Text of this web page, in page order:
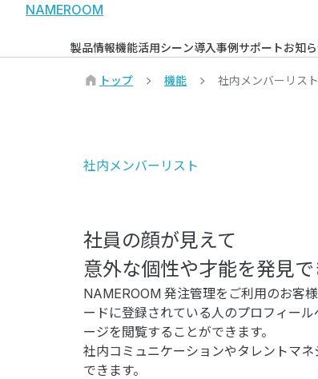
NAMEROOM
製品情報機能活用シーン導入事例サポートお知
トップ 機能 社内メンバーリスト
社内メンバーリスト
社員の顔が見えて
意外な個性や才能を発見で
NAMEROOM 発注管理をご利用のお客
ードに登録されている人のプロフィー
ージを閲覧することができます。
社内コミュニケーションやタレントマ
できます。